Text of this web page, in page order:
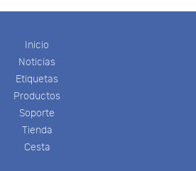
Inicio
Noticias
Etiquetas
Productos
Soporte
Tienda
Cesta